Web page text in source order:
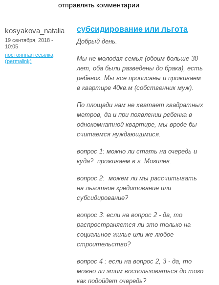
отправлять комментарии
kosyakova_natalia
19 сентября, 2018 -
10:05
постоянная ссылка
(permalink)
субсидирование или льгота
Добрый день.
Мы не молодая семья (обоим больше 30
лет, оба были разведены до брака), есть
ребенок. Мы все прописаны и проживаем
в квартире 40кв.м (собственник муж).
По площади нам не хватает квадратных
метров, да и при появлении ребенка в
однокомнатной квартире, мы вроде бы
считаемся нуждающимися.
вопрос 1: можно ли стать на очередь и
куда? проживаем в г. Могилев.
вопрос 2: можем ли мы рассчитывать
на льготное кредитование или
субсидирование?
вопрос 3: если на вопрос 2 - да, то
распространяется ли это только на
социальное жилье или же любое
строительство?
вопрос 4 : если на вопрос 2, 3 - да, то
можно ли этим воспользоваться до того
как подойдет очередь?